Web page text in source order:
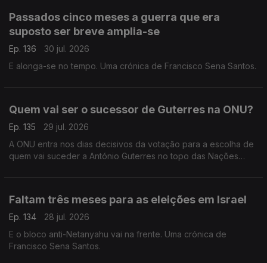
Passados cinco meses a guerra que era
suposto ser breve amplia-se
Ep. 136
30 jul. 2026
E alonga-se no tempo. Uma crónica de Francisco Sena Santos.
Quem vai ser o sucessor de Guterres na ONU?
Ep. 135
29 jul. 2026
A ONU entra nos dias decisivos da votação para a escolha de
quem vai suceder a António Guterres no topo das Nações
Faltam três meses para as eleições em Israel
Ep. 134
28 jul. 2026
E o bloco anti-Netanyahu vai na frente. Uma crónica de
Francisco Sena Santos.